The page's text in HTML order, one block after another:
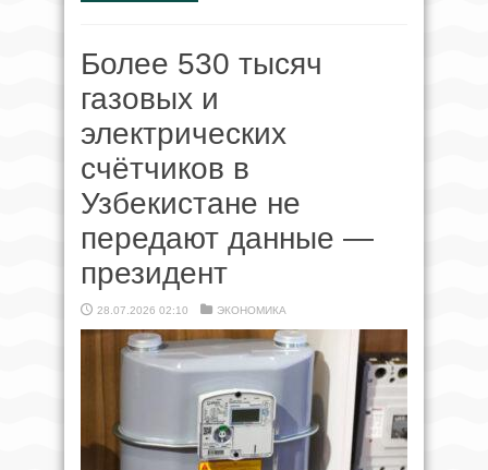
Более 530 тысяч
газовых и
электрических
счётчиков в
Узбекистане не
передают данные —
президент
28.07.2026 02:10 ЭКОНОМИКА